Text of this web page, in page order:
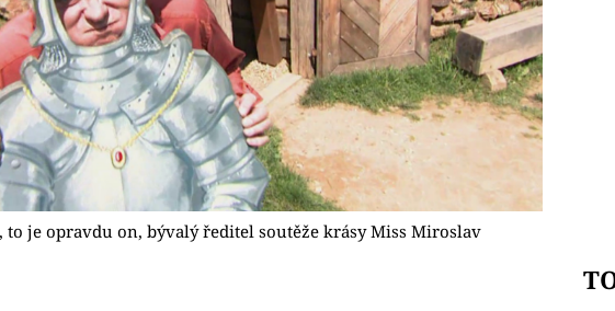
to je opravdu on, bývalý ředitel soutěže krásy Miss Miroslav